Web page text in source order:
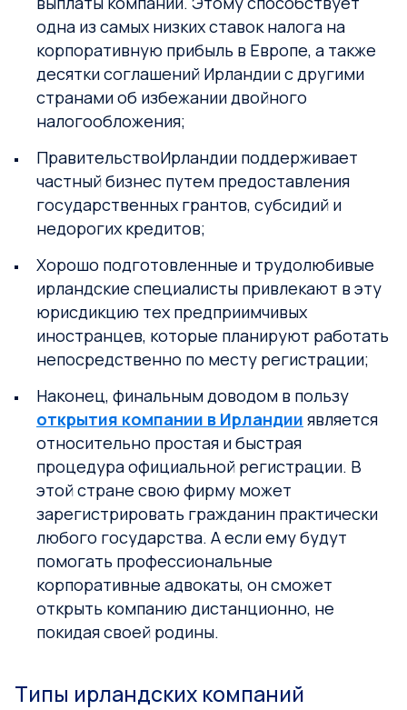
одна из самых низких ставок налога на
корпоративную прибыль в Европе, а также
десятки соглашений Ирландии с другими
странами об избежании двойного
налогообложения;
ПравительствоИрландии поддерживает
частный бизнес путем предоставления
государственных грантов, субсидий и
недорогих кредитов;
Хорошо подготовленные и трудолюбивые
ирландские специалисты привлекают в эту
юрисдикцию тех предприимчивых
иностранцев, которые планируют работать
непосредственно по месту регистрации;
Наконец, финальным доводом в пользу
открытия компании в Ирландии является
относительно простая и быстрая
процедура официальной регистрации. В
этой стране свою фирму может
зарегистрировать гражданин практически
любого государства. А если ему будут
помогать профессиональные
корпоративные адвокаты, он сможет
открыть компанию дистанционно, не
покидая своей родины.
Типы ирландских компаний